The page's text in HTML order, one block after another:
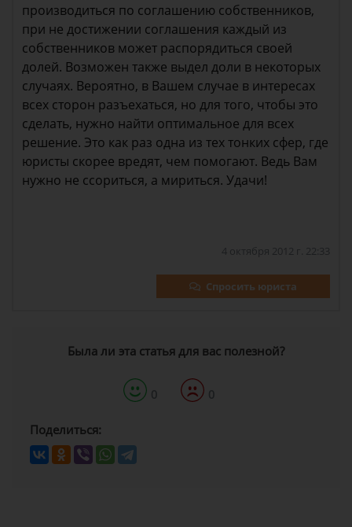
производиться по соглашению собственников,
при не достижении соглашения каждый из
собственников может распорядиться своей
долей. Возможен также выдел доли в некоторых
случаях. Вероятно, в Вашем случае в интересах
всех сторон разъехаться, но для того, чтобы это
сделать, нужно найти оптимальное для всех
решение. Это как раз одна из тех тонких сфер, где
юристы скорее вредят, чем помогают. Ведь Вам
нужно не ссориться, а мириться. Удачи!
4 октября 2012 г. 22:33
Спросить юриста
Была ли эта статья для вас полезной?
0 0
Поделиться: